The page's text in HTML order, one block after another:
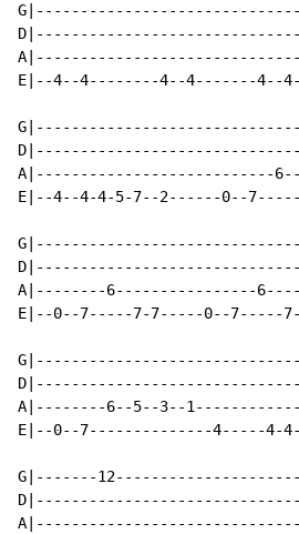
E|--4--4--------4--4-------4--
A|---------------------------
E|--4--4-4-5-7--2------0--
A|--------6----------------
E|--0--7-----7-7-----0--7-----
A|--------6--5--3--
E|--0--7--------------4-----4-
G|-------